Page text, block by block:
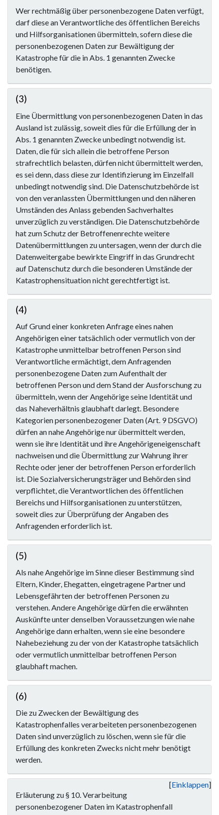
Wer rechtmäßig über personenbezogene Daten verfügt,
darf diese an Verantwortliche des öffentlichen Bereichs
und Hilfsorganisationen übermitteln, sofern diese die
personenbezogenen Daten zur Bewältigung der
Katastrophe für die in Abs. 1 genannten Zwecke
benötigen.
(3)
Eine Übermittlung von personenbezogenen Daten in das
Ausland ist zulässig, soweit dies für die Erfüllung der in
Abs. 1 genannten Zwecke unbedingt notwendig ist.
Daten, die für sich allein die betroffene Person
strafrechtlich belasten, dürfen nicht übermittelt werden,
es sei denn, dass diese zur Identifizierung im Einzelfall
unbedingt notwendig sind. Die Datenschutzbehörde ist
von den veranlassten Übermittlungen und den näheren
Umständen des Anlass gebenden Sachverhaltes
unverzüglich zu verständigen. Die Datenschutzbehörde
hat zum Schutz der Betroffenenrechte weitere
Datenübermittlungen zu untersagen, wenn der durch die
Datenweitergabe bewirkte Eingriff in das Grundrecht
auf Datenschutz durch die besonderen Umstände der
Katastrophensituation nicht gerechtfertigt ist.
(4)
Auf Grund einer konkreten Anfrage eines nahen
Angehörigen einer tatsächlich oder vermutlich von der
Katastrophe unmittelbar betroffenen Person sind
Verantwortliche ermächtigt, dem Anfragenden
personenbezogene Daten zum Aufenthalt der
betroffenen Person und dem Stand der Ausforschung zu
übermitteln, wenn der Angehörige seine Identität und
das Naheverhältnis glaubhaft darlegt. Besondere
Kategorien personenbezogener Daten (Art. 9 DSGVO)
dürfen an nahe Angehörige nur übermittelt werden,
wenn sie ihre Identität und ihre Angehörigeneigenschaft
nachweisen und die Übermittlung zur Wahrung ihrer
Rechte oder jener der betroffenen Person erforderlich
ist. Die Sozialversicherungsträger und Behörden sind
verpflichtet, die Verantwortlichen des öffentlichen
Bereichs und Hilfsorganisationen zu unterstützen,
soweit dies zur Überprüfung der Angaben des
Anfragenden erforderlich ist.
(5)
Als nahe Angehörige im Sinne dieser Bestimmung sind
Eltern, Kinder, Ehegatten, eingetragene Partner und
Lebensgefährten der betroffenen Personen zu
verstehen. Andere Angehörige dürfen die erwähnten
Auskünfte unter denselben Voraussetzungen wie nahe
Angehörige dann erhalten, wenn sie eine besondere
Nahebeziehung zu der von der Katastrophe tatsächlich
oder vermutlich unmittelbar betroffenen Person
glaubhaft machen.
(6)
Die zu Zwecken der Bewältigung des
Katastrophenfalles verarbeiteten personenbezogenen
Daten sind unverzüglich zu löschen, wenn sie für die
Erfüllung des konkreten Zwecks nicht mehr benötigt
werden.
Einklappen
Erläuterung zu § 10. Verarbeitung
personenbezogener Daten im Katastrophenfall